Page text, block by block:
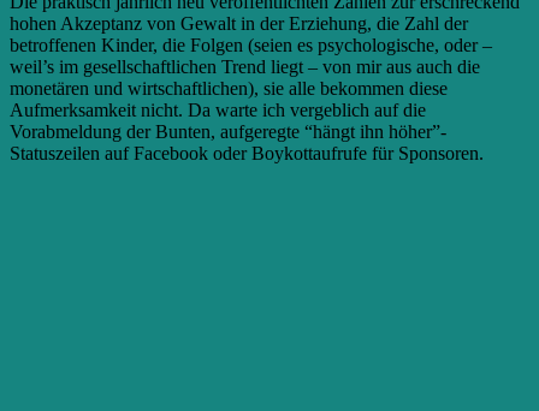
hohen Akzeptanz von Gewalt in der Erziehung, die Zahl der
betroffenen Kinder, die Folgen (seien es psychologische, oder –
weil’s im gesellschaftlichen Trend liegt – von mir aus auch die
monetären und wirtschaftlichen), sie alle bekommen diese
Aufmerksamkeit nicht. Da warte ich vergeblich auf die
Vorabmeldung der Bunten, aufgeregte “hängt ihn höher”-
Statuszeilen auf Facebook oder Boykottaufrufe für Sponsoren.